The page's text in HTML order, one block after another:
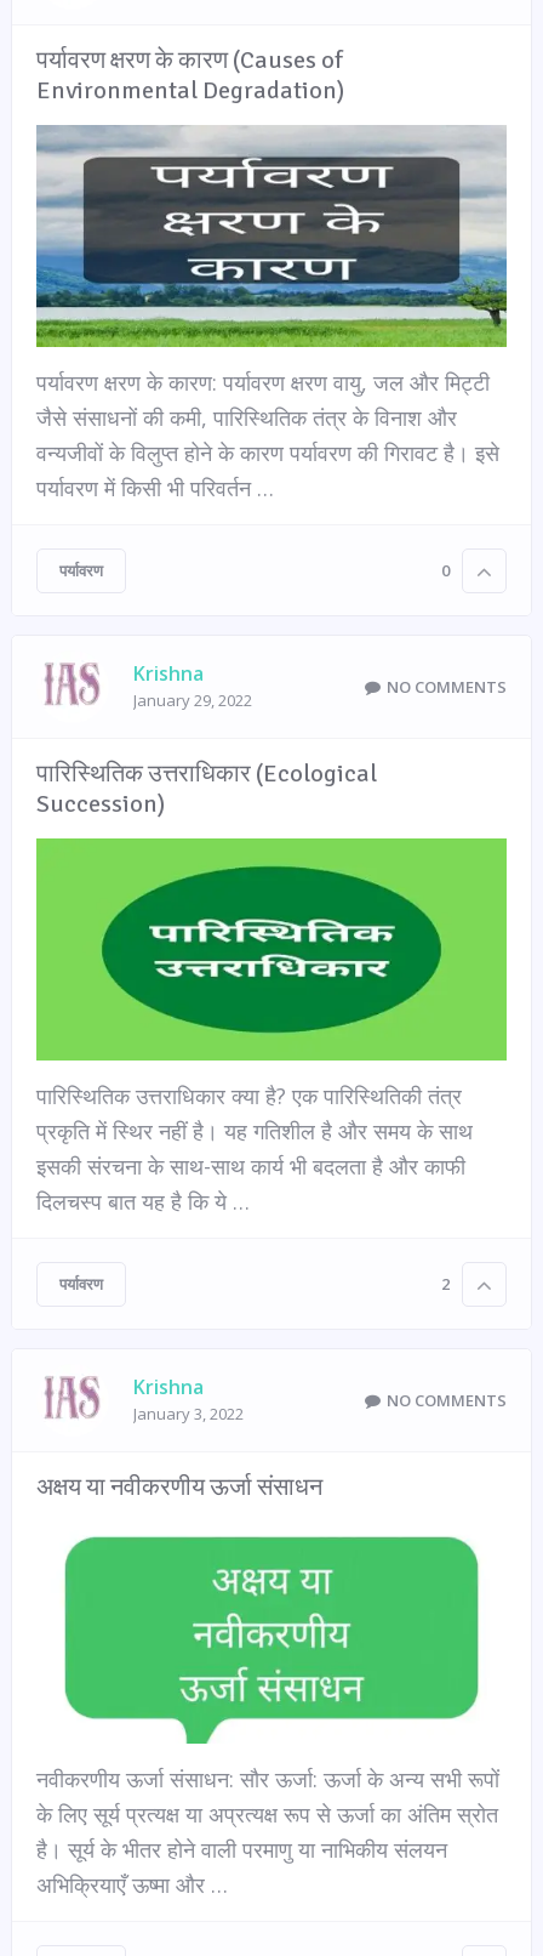
पर्यावरण क्षरण के कारण (Causes of
Environmental Degradation)
पर्यावरण क्षरण के कारण: पर्यावरण क्षरण वायु, जल और मिट्टी
जैसे संसाधनों की कमी, पारिस्थितिक तंत्र के विनाश और
वन्यजीवों के विलुप्त होने के कारण पर्यावरण की गिरावट है। इसे
पर्यावरण में किसी भी परिवर्तन …
पर्यावरण 0
Krishna
January 29, 2022
NO COMMENTS
पारिस्थितिक उत्तराधिकार (Ecological
Succession)
पारिस्थितिक उत्तराधिकार क्या है? एक पारिस्थितिकी तंत्र
प्रकृति में स्थिर नहीं है। यह गतिशील है और समय के साथ
इसकी संरचना के साथ-साथ कार्य भी बदलता है और काफी
दिलचस्प बात यह है कि ये …
पर्यावरण 2
Krishna
January 3, 2022
NO COMMENTS
अक्षय या नवीकरणीय ऊर्जा संसाधन
नवीकरणीय ऊर्जा संसाधन: सौर ऊर्जा: ऊर्जा के अन्य सभी रूपों
के लिए सूर्य प्रत्यक्ष या अप्रत्यक्ष रूप से ऊर्जा का अंतिम स्रोत
है। सूर्य के भीतर होने वाली परमाणु या नाभिकीय संलयन
अभिक्रियाएँ ऊष्मा और …